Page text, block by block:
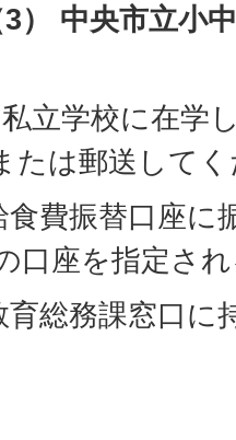
中央市立小中
校に在学し
たは郵送して
座に振込
口座を指定さ
口に持参